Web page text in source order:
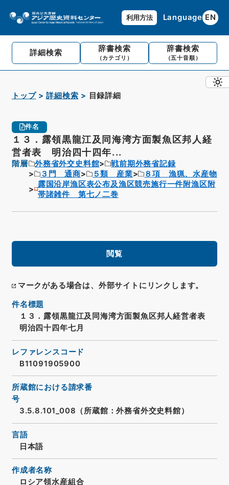
利用方法 Language EN
詳細検索 辞書検索
（カテゴリ）
辞書検索
（五十音順）
トップ 詳細検索 目録詳細
件名
１３．露領黒龍江及同海湾方面製魚区邦人経
営者表 明治四十四年...
階層 外務省外交史料館
戦前期外務省記録
３門 通商
５類 産業
８項 漁猟、水産物
露国沿岸漁区表公布及漁区競売施行一件附漁区附
帯諸雑件 第七ノ二巻
閲覧
マークがある場合は、外部サイトにリンクします。
件名標題
１３．露領黒龍江及同海湾方面製魚区邦人経営者表
明治四十四年七月
レファレンスコード
B11091905900
所蔵館における請求番
号
3.5.8.101_008（所蔵館：外務省外交史料館）
言語
日本語
作成者名称
ロシア領水産組合